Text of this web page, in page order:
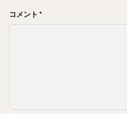
コメント *